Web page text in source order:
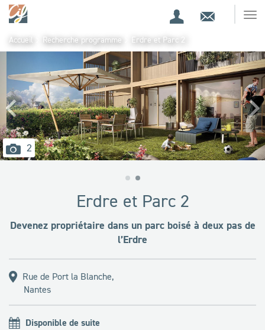
Espace
de
recherche
EspaceContact
Accueil Recherche programme Erdre et Parc 2
2 images
disponibles
Erdre et Parc 2
Devenez propriétaire dans un parc boisé à deux pas de
l’Erdre
Rue de Port la Blanche,
Nantes
Disponible de suite